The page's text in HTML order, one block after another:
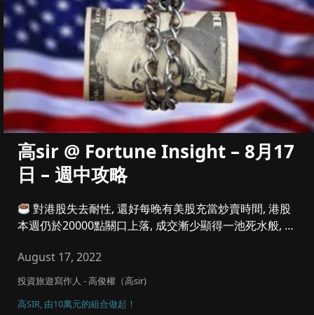
高sir @ Fortune Insight – 8月17
日 – 週中攻略
對港股失去耐性, 還好每晚有美股充當炒賣時間, 港股
本週仍於20000點關口上落, 成交漸少顯得一池死水般, 而
August 17, 2022
投資旅遊寫作人 - 高俊權（高sir)
高SIR, 由10萬元的組合做起！